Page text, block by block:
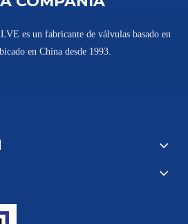
es un fabricante de válvulas basado en
en China desde 1993.